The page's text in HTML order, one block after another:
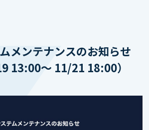
メンテナンスのお知らせ
13:00～ 11/21 18:00）